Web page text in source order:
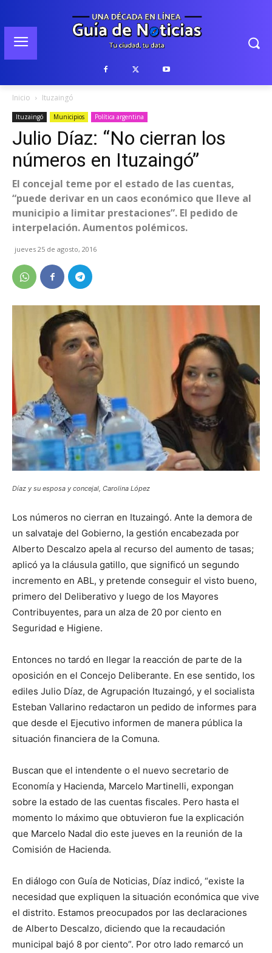
Inicio Ituzaingó
Ituzaingó Municipios Política argentina
Julio Díaz: “No cierran los
números en Ituzaingó”
El concejal teme por el estado de las cuentas,
“puede derivar en un caos económico que lleve al
municipio a limitar prestaciones”. El pedido de
interpelación. Aumentos polémicos.
jueves 25 de agosto, 2016
Díaz y su esposa y concejal, Carolina López
Los números no cierran en Ituzaingó. Ante la demora de
un salvataje del Gobierno, la gestión encabezada por
Alberto Descalzo apela al recurso del aumento de tasas;
aplicó ya la cláusula gatillo, que significó un segundo
incremento en ABL, y pretende conseguir el visto bueno,
primero del Deliberativo y luego de los Mayores
Contribuyentes, para un alza de 20 por ciento en
Seguridad e Higiene.
Entonces no tardó en llegar la reacción de parte de la
oposición en el Concejo Deliberante. En ese sentido, los
ediles Julio Díaz, de Agrupación Ituzaingó, y el socialista
Esteban Vallarino redactaron un pedido de informes para
que desde el Ejecutivo informen de manera pública la
situación financiera de la Comuna.
Buscan que el intendente o el nuevo secretario de
Economía y Hacienda, Marcelo Martinelli, expongan
sobre la estado de las cuentas fiscales. Pero hasta el
momento lo máximo que obtuvieron fue la explicación
que Marcelo Nadal dio este jueves en la reunión de la
Comisión de Hacienda.
En diálogo con Guía de Noticias, Díaz indicó, “existe la
necesidad que expliquen la situación económica que vive
el distrito. Estamos preocupados por las declaraciones
de Alberto Descalzo, diciendo que la recaudación
municipal bajó 8 por ciento”. Por otro lado remarcó un